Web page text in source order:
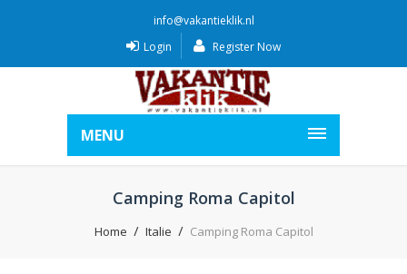
info@vakantieklik.nl
Login
Register Now
MENU
Camping Roma Capitol
Home Italie Camping Roma Capitol